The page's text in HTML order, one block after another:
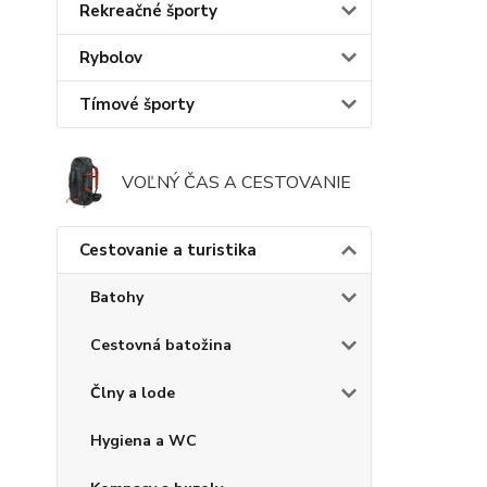
Rekreačné športy
Rybolov
Tímové športy
VOĽNÝ ČAS A CESTOVANIE
Cestovanie a turistika
Batohy
Cestovná batožina
Člny a lode
Hygiena a WC